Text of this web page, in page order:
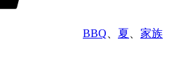
BBQ 夏 家族